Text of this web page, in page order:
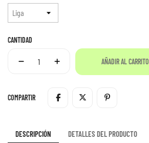
CANTIDAD
AÑADIR AL CARRITO
COMPARTIR
DESCRIPCIÓN DETALLES DEL PRODUCTO